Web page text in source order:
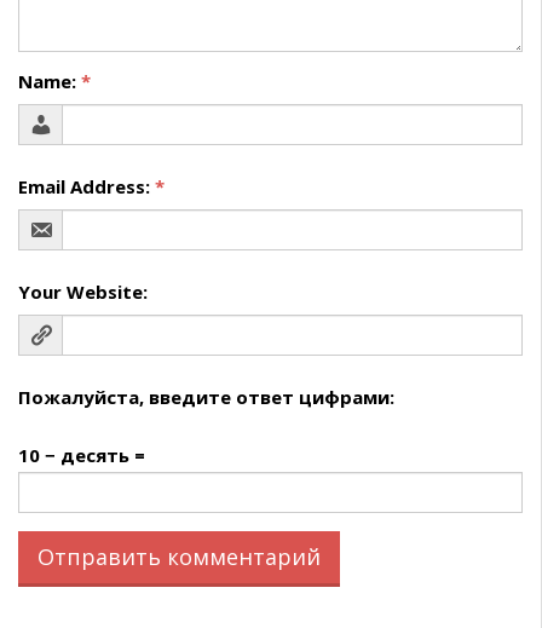
Name: *
Email Address: *
Your Website:
Пожалуйста, введите ответ цифрами:
10 − десять =